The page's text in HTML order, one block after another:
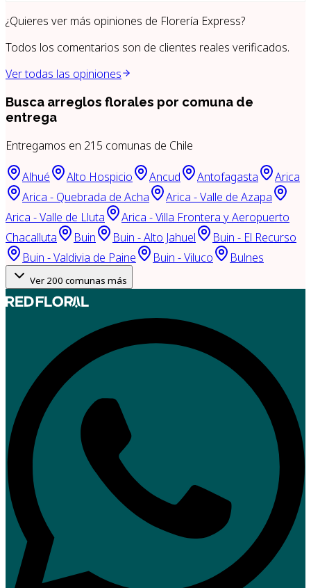
¿Quieres ver más opiniones de Florería Express?
Todos los comentarios son de clientes reales verificados.
Ver todas las opiniones
Busca arreglos florales por comuna de
entrega
Entregamos en 215 comunas de Chile
Alhué Alto Hospicio Ancud Antofagasta
Arica
Arica - Quebrada de Acha
Arica - Valle de Azapa
Arica - Valle de Lluta
Arica - Villa Frontera y Aeropuerto
Chacalluta
Buin Buin - Alto Jahuel
Buin - El Recurso
Buin - Valdivia de Paine
Buin - Viluco Bulnes
Ver 200 comunas más